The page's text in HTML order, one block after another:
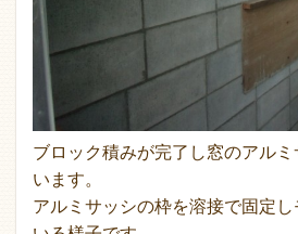
ブロック積みが完了し窓のアル
います。
アルミサッシの枠を溶接で固定